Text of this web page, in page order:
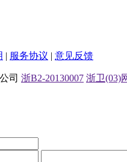
| 服务协议 | 意见反馈
司 浙B2-20130007 浙卫(03)